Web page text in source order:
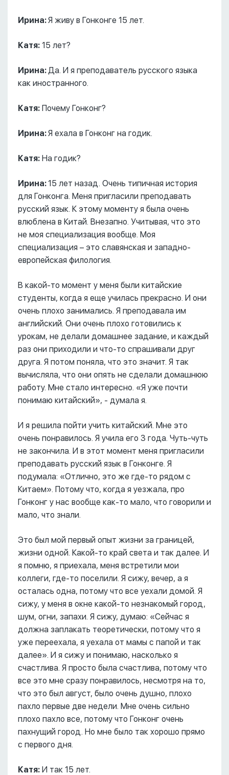
Ирина:Я живу в Гонконге 15 лет.
Катя: 15 лет?
Ирина:Да. И я преподаватель русского языка
как иностранного.
Катя: Почему Гонконг?
Ирина:Я ехала в Гонконг на годик.
Катя: На годик?
Ирина:15 лет назад. Очень типичная история
для Гонконга. Меня пригласили преподавать
русский язык. К этому моменту я была очень
влюблена в Китай. Внезапно. Учитывая, что это
не моя специализация вообще. Моя
специализация – это славянская и западно-
европейская филология.
В какой-то момент у меня были китайские
студенты, когда я еще училась прекрасно. И они
очень плохо занимались. Я преподавала им
английский. Они очень плохо готовились к
урокам, не делали домашнее задание, и каждый
раз они приходили и что-то спрашивали друг
друга. Я потом поняла, что это значит. Я так
вычисляла, что они опять не сделали домашнюю
работу. Мне стало интересно. «Я уже почти
понимаю китайский», - думала я.
И я решила пойти учить китайский. Мне это
очень понравилось. Я учила его 3 года. Чуть-чуть
не закончила. И в этот момент меня пригласили
преподавать русский язык в Гонконге. Я
подумала: «Отлично, это же где-то рядом с
Китаем». Потому что, когда я уезжала, про
Гонконг у нас вообще как-то мало, что говорили и
мало, что знали.
Это был мой первый опыт жизни за границей,
жизни одной. Какой-то край света и так далее. И
я помню, я приехала, меня встретили мои
коллеги, где-то поселили. Я сижу, вечер, а я
осталась одна, потому что все уехали домой. Я
сижу, у меня в окне какой-то незнакомый город,
шум, огни, запахи. Я сижу, думаю: «Сейчас я
должна заплакать теоретически, потому что я
уже переехала, я уехала от мамы с папой и так
далее». И я сижу и понимаю, насколько я
счастлива. Я просто была счастлива, потому что
все это мне сразу понравилось, несмотря на то,
что это был август, было очень душно, плохо
пахло первые две недели. Мне очень сильно
плохо пахло все, потому что Гонконг очень
пахнущий город. Но мне было так хорошо прямо
с первого дня.
Катя: И так 15 лет.